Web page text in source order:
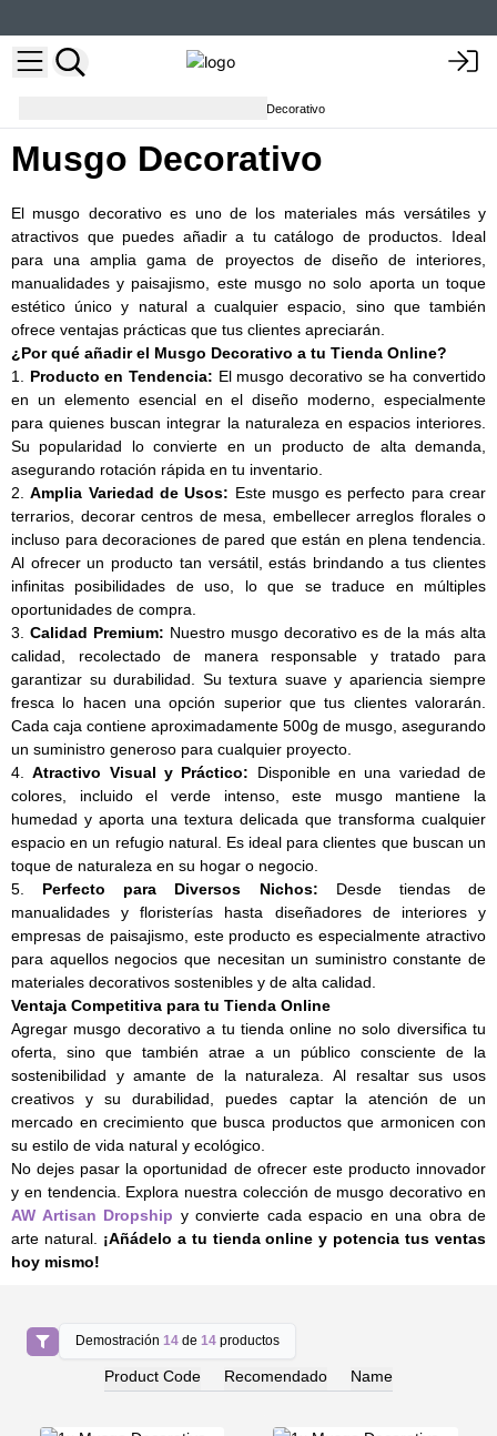
Musgo Decorativo
Musgo Decorativo
El musgo decorativo es uno de los materiales más versátiles y
atractivos que puedes añadir a tu catálogo de productos. Ideal
para una amplia gama de proyectos de diseño de interiores,
manualidades y paisajismo, este musgo no solo aporta un toque
estético único y natural a cualquier espacio, sino que también
ofrece ventajas prácticas que tus clientes apreciarán.
¿Por qué añadir el Musgo Decorativo a tu Tienda Online?
1. Producto en Tendencia: El musgo decorativo se ha convertido
en un elemento esencial en el diseño moderno, especialmente
para quienes buscan integrar la naturaleza en espacios interiores.
Su popularidad lo convierte en un producto de alta demanda,
asegurando rotación rápida en tu inventario.
2. Amplia Variedad de Usos: Este musgo es perfecto para crear
terrarios, decorar centros de mesa, embellecer arreglos florales o
incluso para decoraciones de pared que están en plena tendencia.
Al ofrecer un producto tan versátil, estás brindando a tus clientes
infinitas posibilidades de uso, lo que se traduce en múltiples
oportunidades de compra.
3. Calidad Premium: Nuestro musgo decorativo es de la más alta
calidad, recolectado de manera responsable y tratado para
garantizar su durabilidad. Su textura suave y apariencia siempre
fresca lo hacen una opción superior que tus clientes valorarán.
Cada caja contiene aproximadamente 500g de musgo, asegurando
un suministro generoso para cualquier proyecto.
4.Atractivo Visual y Práctico: Disponible en una variedad de
colores, incluido el verde intenso, este musgo mantiene la
humedad y aporta una textura delicada que transforma cualquier
espacio en un refugio natural. Es ideal para clientes que buscan un
toque de naturaleza en su hogar o negocio.
5. Perfecto para Diversos Nichos: Desde tiendas de
manualidades y floristerías hasta diseñadores de interiores y
empresas de paisajismo, este producto es especialmente atractivo
para aquellos negocios que necesitan un suministro constante de
materiales decorativos sostenibles y de alta calidad.
Ventaja Competitiva para tu Tienda Online
Agregar musgo decorativo a tu tienda online no solo diversifica tu
oferta, sino que también atrae a un público consciente de la
sostenibilidad y amante de la naturaleza. Al resaltar sus usos
creativos y su durabilidad, puedes captar la atención de un
mercado en crecimiento que busca productos que armonicen con
su estilo de vida natural y ecológico.
No dejes pasar la oportunidad de ofrecer este producto innovador
y en tendencia. Explora nuestra colección de musgo decorativo en
AW Artisan Dropship y convierte cada espacio en una obra de
arte natural. ¡Añádelo a tu tienda online y potencia tus ventas
hoy mismo!
Demostración14 de14 productos
Product Code Recomendado Name